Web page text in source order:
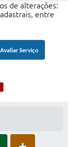
dos
de alterações:
entre
Avaliar Serviço